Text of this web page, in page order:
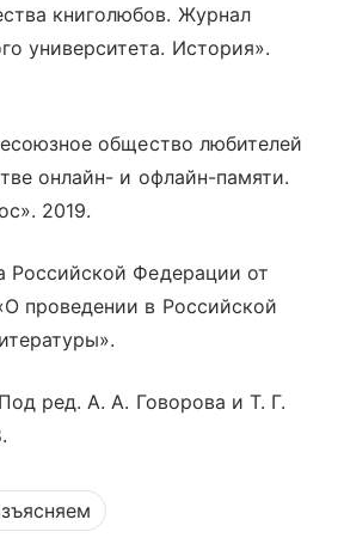
книголюбов. Журнал
университета. История».
общество любителей
онлайн- и офлайн-памяти.
2019.
Российской Федерации от
проведении в Российской
ред. А. А. Говорова и Т. Г.